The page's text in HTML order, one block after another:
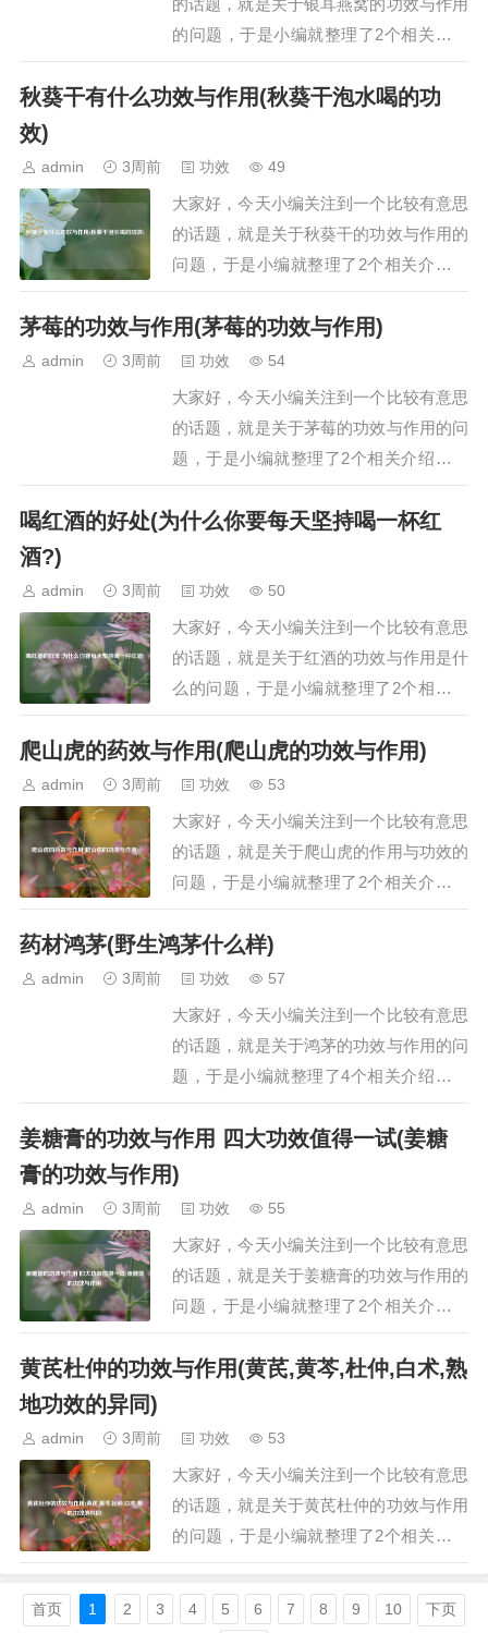
的话题，就是关于银耳燕窝的功效与作用
的问题，于是小编就整理了2个相关介绍
银耳燕窝的功效与作用的解答，让我们一
起看看吧。文章目录：银耳和燕窝有什么
效一、银耳和燕窝有什么功效银耳和燕窝
滋补品，…
秋葵干有什么功效与作用(秋葵干泡水喝的功
效)
admin 3周前 功效 49
大家好，今天小编关注到一个比较有意思
的话题，就是关于秋葵干的功效与作用的
问题，于是小编就整理了2个相关介绍秋
葵干的功效与作用的解答，让我们一起看
看吧。文章目录：秋葵干有什么功效与作
用秋葵干泡水喝的功效一、秋葵干有什么
功效与作用秋葵干具有提供营养、补钙强
身、平衡血糖、润肠通便等功效与作用，
具体如下：提…
茅莓的功效与作用(茅莓的功效与作用)
admin 3周前 功效 54
大家好，今天小编关注到一个比较有意思
的话题，就是关于茅莓的功效与作用的问
题，于是小编就整理了2个相关介绍茅莓
的功效与作用的解答，让我们一起看看
吧。文章目录：茅莓的功效与作用茅莓的
功效与作用主要有以下几点：1. 清热解
喝红酒的好处(为什么你要每天坚持喝一杯红
酒?)
admin 3周前 功效 50
大家好，今天小编关注到一个比较有意思
的话题，就是关于红酒的功效与作用是什
么的问题，于是小编就整理了2个相关介
绍红酒的功效与作用是什么的解答，让我
们一起看看吧。文章目录：喝红酒的好处
为什么你要每天坚持喝一杯红酒?一、喝
红酒的好处喝红酒的好处主要包括补充营
养、产生保健效果、美容养颜以及促进睡
眠，具体如下…
爬山虎的药效与作用(爬山虎的功效与作用)
admin 3周前 功效 53
大家好，今天小编关注到一个比较有意思
的话题，就是关于爬山虎的作用与功效的
问题，于是小编就整理了2个相关介绍爬
山虎的作用与功效的解答，让我们一起看
看吧。文章目录：爬山虎的药效与作用爬
山虎的功效与作用一、爬山虎的药效与作
用爬山虎具有祛风通络、活血解毒的药
效，可治疗风湿关节痛，外用可治疗跌打
损伤、痈疖肿毒…
药材鸿茅(野生鸿茅什么样)
admin 3周前 功效 57
大家好，今天小编关注到一个比较有意思
的话题，就是关于鸿茅的功效与作用的问
题，于是小编就整理了4个相关介绍鸿茅
的功效与作用的解答，让我们一起看看
吧。文章目录：药材鸿茅野生鸿茅什么样
鸿茅植物长的什么样看看图片野生鸿茅什
么样一、药材鸿茅药材鸿茅，又称大青，
属植物鸿茅（学…
姜糖膏的功效与作用 四大功效值得一试(姜糖
膏的功效与作用)
admin 3周前 功效 55
大家好，今天小编关注到一个比较有意思
的话题，就是关于姜糖膏的功效与作用的
问题，于是小编就整理了2个相关介绍姜
糖膏的功效与作用的解答，让我们一起看
看吧。文章目录：姜糖膏的功效与作用
一、姜糖膏的功效与作用 四大功效值得
体的营养品，…
黄芪杜仲的功效与作用(黄芪,黄芩,杜仲,白术,熟
地功效的异同)
admin 3周前 功效 53
大家好，今天小编关注到一个比较有意思
的话题，就是关于黄芪杜仲的功效与作用
的问题，于是小编就整理了2个相关介绍
黄芪杜仲的功效与作用的解答，让我们一
起看看吧。文章目录：黄芪杜仲的功效与
作用黄芪,黄芩,杜仲,白术,熟地功效的异同
首页 1 2 3 4 5 6 7 8 9 10 下页